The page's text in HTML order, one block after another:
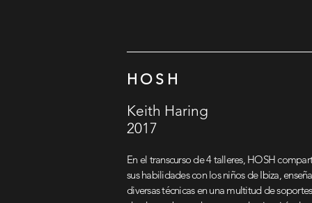
HOSH
Keith Haring
2017
En el transcurso de 4 talleres, HOSH
sus habilidades con los niños de Ibiza,
diversas técnicas en una multitud de